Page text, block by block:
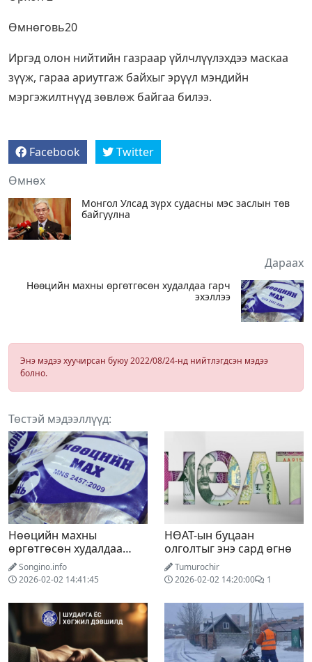
Өмнөговь20
Иргэд олон нийтийн газраар үйлчлүүлэхдээ маскаа
зүүж, гараа ариутгаж байхыг эрүүл мэндийн
мэргэжилтнүүд зөвлөж байгаа билээ.
Facebook
Twitter
Өмнөх
Монгол Улсад зүрх судасны мэс заслын төв
байгуулна
Дараах
Нөөцийн махны өргөтгөсөн худалдаа гарч
эхэллээ
Энэ мэдээ хуучирсан буюу 2022/08/24-нд нийтлэгдсэн мэдээ
болно.
Төстэй мэдээллүүд:
Нөөцийн махны
өргөтгөсөн худалдаа
гарч эхэллээ
Songino.info
2026-02-02 14:41:45
НӨАТ-ын буцаан
олголтыг энэ сард өгнө
Tumurochir
2026-02-02 14:20:00
1